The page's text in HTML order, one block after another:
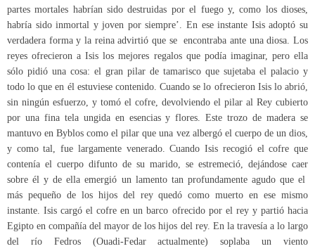
partes mortales habrían sido destruidas por el fuego y, como los dioses,
habría sido inmortal y joven por siempre’. En ese instante Isis adoptó su
verdadera forma y la reina advirtió que se encontraba ante una diosa. Los
reyes ofrecieron a Isis los mejores regalos que podía imaginar, pero ella
sólo pidió una cosa: el gran pilar de tamarisco que sujetaba el palacio y
todo lo que en él estuviese contenido. Cuando se lo ofrecieron Isis lo abrió,
sin ningún esfuerzo, y tomó el cofre, devolviendo el pilar al Rey cubierto
por una fina tela ungida en esencias y flores. Este trozo de madera se
mantuvo en Byblos como el pilar que una vez albergó el cuerpo de un dios,
y como tal, fue largamente venerado. Cuando Isis recogió el cofre que
contenía el cuerpo difunto de su marido, se estremeció, dejándose caer
sobre él y de ella emergió un lamento tan profundamente agudo que el
más pequeño de los hijos del rey quedó como muerto en ese mismo
instante. Isis cargó el cofre en un barco ofrecido por el rey y partió hacia
Egipto en compañía del mayor de los hijos del rey. En la travesía a lo largo
del río Fedros (Ouadi-Fedar actualmente) soplaba un viento